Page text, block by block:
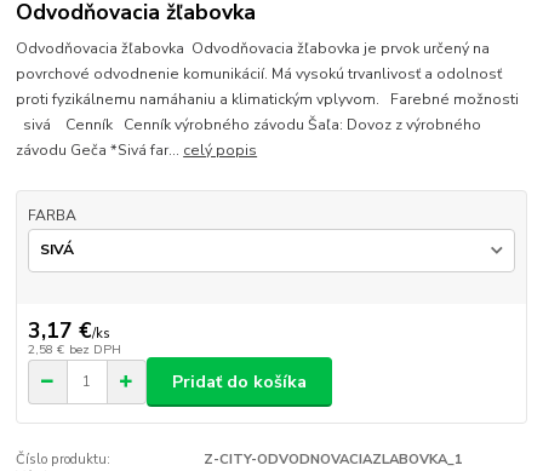
Odvodňovacia žľabovka
Odvodňovacia žľabovka Odvodňovacia žľabovka je prvok určený na
povrchové odvodnenie komunikácií. Má vysokú trvanlivosť a odolnosť
proti fyzikálnemu namáhaniu a klimatickým vplyvom. Farebné možnosti
sivá Cenník Cenník výrobného závodu Šaľa: Dovoz z výrobného
závodu Geča *Sivá far... celý popis
FARBA
3,17 €/ks
2,58 € bez DPH
Pridať do košíka
Číslo produktu:
Z-CITY-ODVODNOVACIAZLABOVKA_1